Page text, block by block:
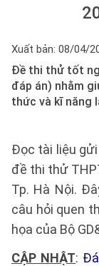
Xuất bản: 08/04/
Đề thi thử tốt
đáp án) nhằm
thức và kĩ năng
Đọc tài liệu
đề thi thử
Tp. Hà Nội.
câu hỏi quen
họa của Bộ
CẬP NHẬT: